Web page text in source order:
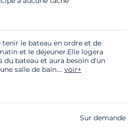
tenir le bateau en ordre et de
et le déjeuner.Elle logera
du bateau et aura besoin d'un
salle de bain.... voir+
Sur demande